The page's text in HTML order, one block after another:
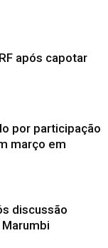
após capotar
por participação
março em
discussão